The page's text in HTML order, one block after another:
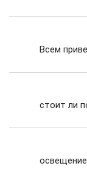
Всем
стоит ли